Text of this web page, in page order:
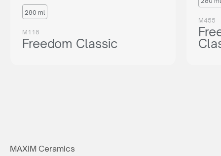
280 ml
M118
Freedom Classic
M455
MAXIM Ceramics